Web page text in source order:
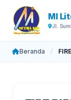
MI
Jl.
Beranda /